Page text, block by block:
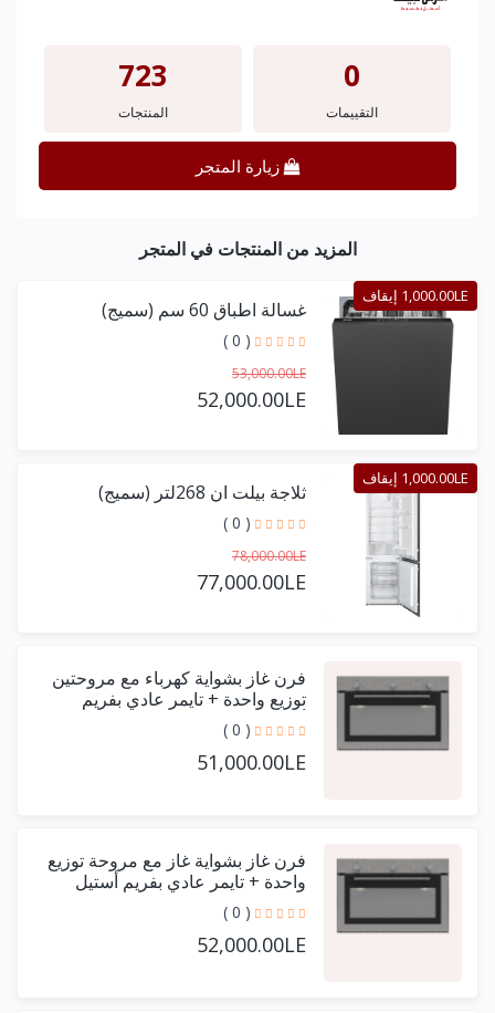
0
التقييمات
723
المنتجات
زيارة المتجر
المزيد من المنتجات في المتجر
1,000.00LE إيقاف
غسالة اطباق 60 سم (سميج)
( 0 )
53,000.00LE
52,000.00LE
1,000.00LE إيقاف
ثلاجة بيلت ان 268لتر (سميج)
( 0 )
78,000.00LE
77,000.00LE
فرن غاز بشواية كهرباء مع مروحتين
توزيع واحدة + تايمر عادي بفريم
أستيل حرف يو 90 سم
( 0 )
51,000.00LE
فرن غاز بشواية غاز مع مروحة توزيع
واحدة + تايمر عادي بفريم أستيل
حرف يو 90 سم
( 0 )
52,000.00LE